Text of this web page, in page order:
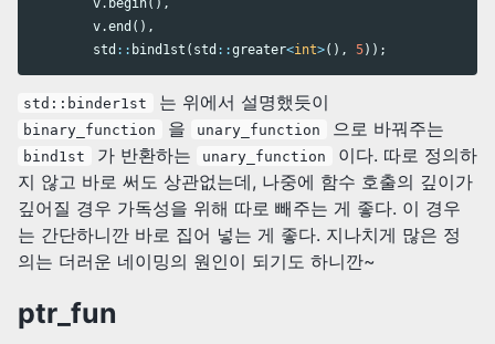
v.end (),
std :: bind1st ( std ::greater<int>(), 5));
std::binder1st 는 위에서 설명했듯이
binary_function 을 unary_function 으로 바꿔주는
bind1st 가 반환하는 unary_function
이다. 따로 정의하
지 않고 바로 써도 상관없는데, 나중에 함수 호출의 깊이가
깊어질 경우 가독성을 위해 따로 빼주는 게 좋다. 이 경우
는 간단하니깐 바로 집어 넣는 게 좋다. 지나치게 많은 정
의는 더러운 네이밍의 원인이 되기도 하니깐~
ptr_fun